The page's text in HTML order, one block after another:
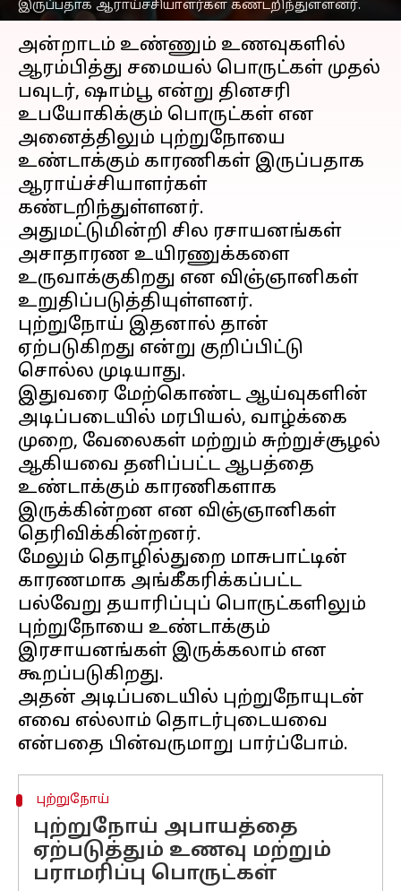
இருப்பதாக ஆராய்ச்சியாளர்கள் கண்டறிந்துள்ளனர்.
செய்தி முன்னோட்டம்
அன்றாடம் உண்ணும் உணவுகளில்
ஆரம்பித்து சமையல் பொருட்கள் முதல்
பவுடர், ஷாம்பூ என்று தினசரி
உபயோகிக்கும் பொருட்கள் என
அனைத்திலும் புற்றுநோயை
உண்டாக்கும் காரணிகள் இருப்பதாக
ஆராய்ச்சியாளர்கள்
கண்டறிந்துள்ளனர்.
அதுமட்டுமின்றி சில ரசாயனங்கள்
அசாதாரண உயிரணுக்களை
உருவாக்குகிறது என விஞ்ஞானிகள்
உறுதிப்படுத்தியுள்ளனர்.
புற்றுநோய் இதனால் தான்
ஏற்படுகிறது என்று குறிப்பிட்டு
சொல்ல முடியாது.
இதுவரை மேற்கொண்ட ஆய்வுகளின்
அடிப்படையில் மரபியல், வாழ்க்கை
முறை, வேலைகள் மற்றும் சுற்றுச்சூழல்
ஆகியவை தனிப்பட்ட ஆபத்தை
உண்டாக்கும் காரணிகளாக
இருக்கின்றன என விஞ்ஞானிகள்
தெரிவிக்கின்றனர்.
மேலும் தொழில்துறை மாசுபாட்டின்
காரணமாக அங்கீகரிக்கப்பட்ட
பல்வேறு தயாரிப்புப் பொருட்களிலும்
புற்றுநோயை உண்டாக்கும்
இரசாயனங்கள் இருக்கலாம் என
கூறப்படுகிறது.
அதன் அடிப்படையில் புற்றுநோயுடன்
எவை எல்லாம் தொடர்புடையவை
புற்றுநோய்
புற்றுநோய் அபாயத்தை
ஏற்படுத்தும் உணவு மற்றும்
பராமரிப்பு பொருட்கள்